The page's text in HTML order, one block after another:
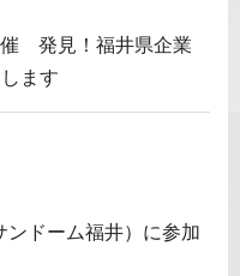
催 発見！福井県企業
ます
ンドーム福井）に参加